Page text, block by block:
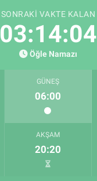
SONRAKI VAKTE KALAN
03:14:03
Öğle Namazı
GÜNEŞ
06:00
AKŞAM
20:20